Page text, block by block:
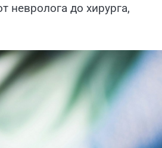
невролога до хирурга,